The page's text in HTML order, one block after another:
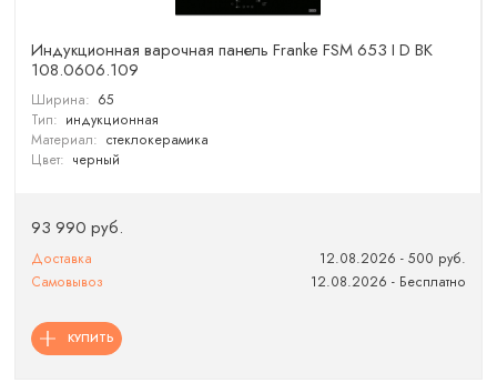
Индукционная варочная панель Franke FSM 653 I D BK
108.0606.109
Ширина: 65
Тип: индукционная
Материал: стеклокерамика
Цвет: черный
93 990 руб.
Доставка
12.08.2026 - 500 руб.
Самовывоз
12.08.2026 - Бесплатно
КУПИТЬ